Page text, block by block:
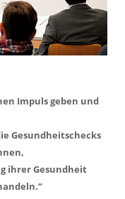
Impuls geben und
Gesundheitschecks
ihrer Gesundheit